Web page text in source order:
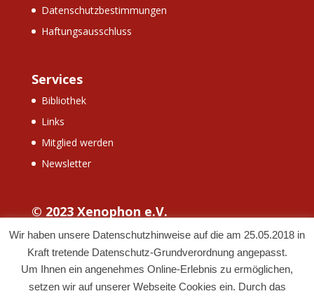
Datenschutzbestimmungen
Haftungsausschluss
Services
Bibliothek
Links
Mitglied werden
Newsletter
© 2023 Xenophon e.V.
Wir haben unsere Datenschutzhinweise auf die am 25.05.2018 in
Kraft tretende Datenschutz-Grundverordnung angepasst.
Um Ihnen ein angenehmes Online-Erlebnis zu ermöglichen,
setzen wir auf unserer Webseite Cookies ein. Durch das